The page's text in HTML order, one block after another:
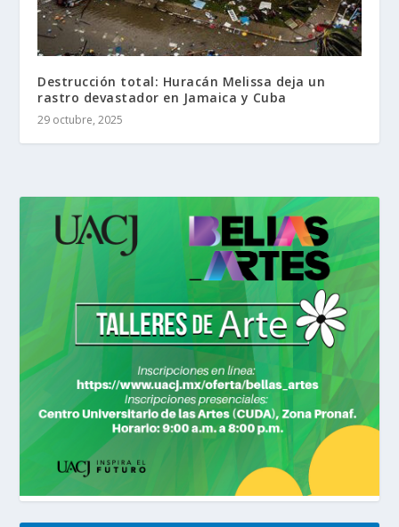
Destrucción total: Huracán Melissa deja un
rastro devastador en Jamaica y Cuba
29 octubre, 2025